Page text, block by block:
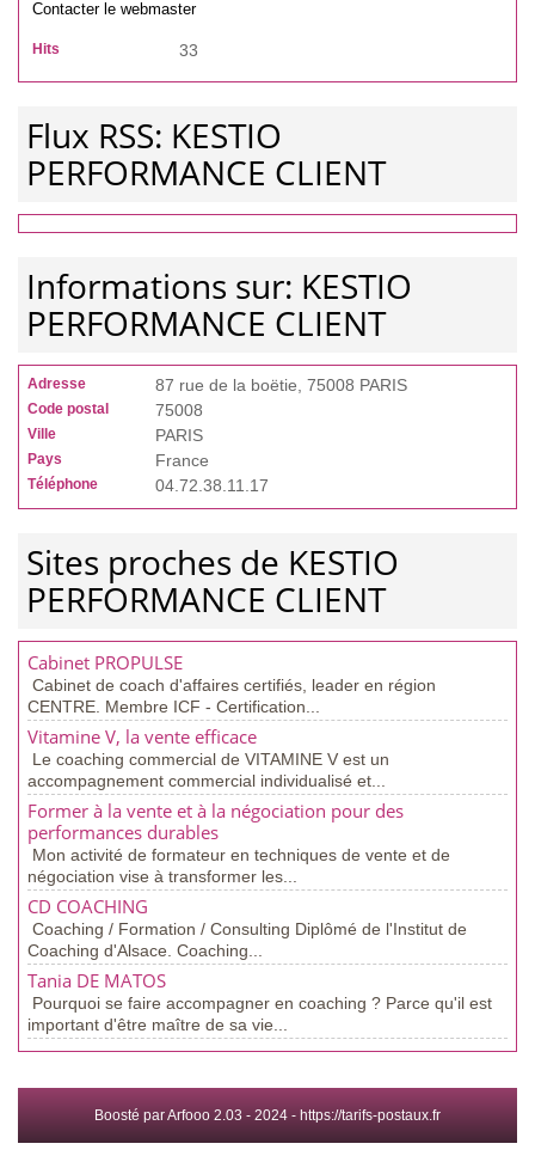
Contacter le webmaster
Hits 33
Flux RSS: KESTIO
PERFORMANCE CLIENT
Informations sur: KESTIO
PERFORMANCE CLIENT
Adresse 87 rue de la boëtie, 75008 PARIS
Code postal 75008
Ville PARIS
Pays France
Téléphone 04.72.38.11.17
Sites proches de KESTIO
PERFORMANCE CLIENT
Cabinet PROPULSE
Cabinet de coach d'affaires certifiés, leader en région
CENTRE. Membre ICF - Certification...
Vitamine V, la vente efficace
Le coaching commercial de VITAMINE V est un
accompagnement commercial individualisé et...
Former à la vente et à la négociation pour des
performances durables
Mon activité de formateur en techniques de vente et de
négociation vise à transformer les...
CD COACHING
Coaching / Formation / Consulting Diplômé de l'Institut de
Coaching d'Alsace. Coaching...
Tania DE MATOS
Pourquoi se faire accompagner en coaching ? Parce qu'il est
important d'être maître de sa vie...
Boosté par Arfooo 2.03 - 2024 - https://tarifs-postaux.fr